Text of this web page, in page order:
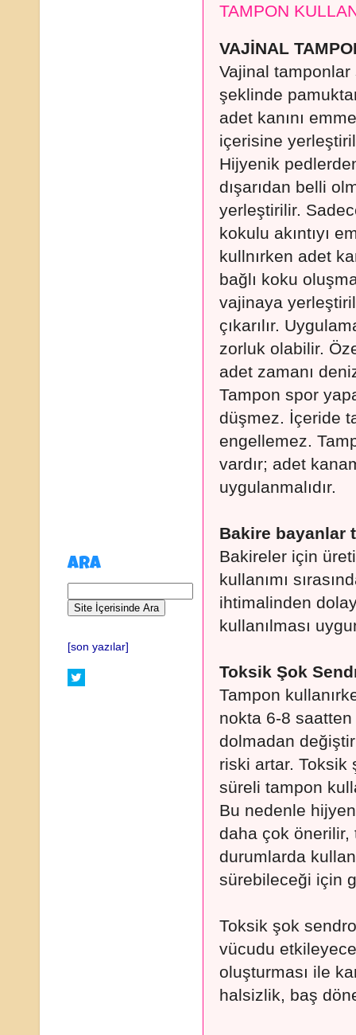
TAMPON
VAJİNAL
Vajinal tamponlar
şeklinde
adet kanını
içerisine
Hijyenik
dışarıdan belli
yerleştirilir.
kokulu akıntıyı
kullnırken adet
bağlı koku
vajinaya
çıkarılır.
zorluk olabilir.
adet zamanı
Tampon spor
düşmez. İçeride
engellemez.
vardır; adet
uygulanmalıdır.
Bakire bayanlar
Bakireler için
kullanımı
ihtimalinden
kullanılması
Toksik Şok
Tampon
nokta 6-8
dolmadan
riski artar. Toksik
süreli tampon
Bu nedenle
daha çok önerilir,
durumlarda
sürebileceği için
Toksik şok
vücudu
oluşturması ile
halsizlik, baş
ARA
[son yazılar]